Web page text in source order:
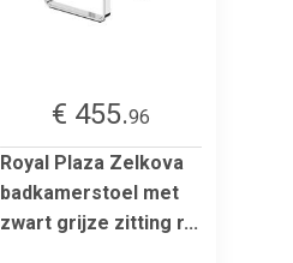
€ 455.96
Royal Plaza Zelkova
badkamerstoel met
zwart grijze zitting r...